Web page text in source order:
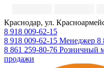
Краснодар, ул.
8 918 009-62-15
8 918 009-62-15 Менеджер 8
8 861 259-80-76 Розничный
продажи